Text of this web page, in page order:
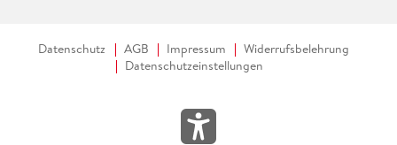
Datenschutz AGB Impressum
Widerrufsbelehrung
Datenschutzeinstellungen